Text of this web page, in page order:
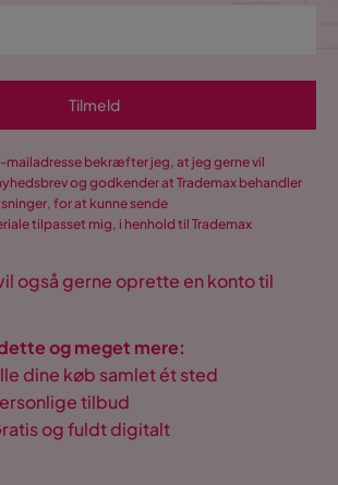
Tilmeld
mailadresse bekræfter jeg, at jeg gerne vil
og godkender at Trademax behandler
for at kunne sende
tilpasset mig, i henhold til Trademax
også gerne oprette en konto til
og meget mere:
dine køb samlet ét sted
tilbud
og fuldt digitalt